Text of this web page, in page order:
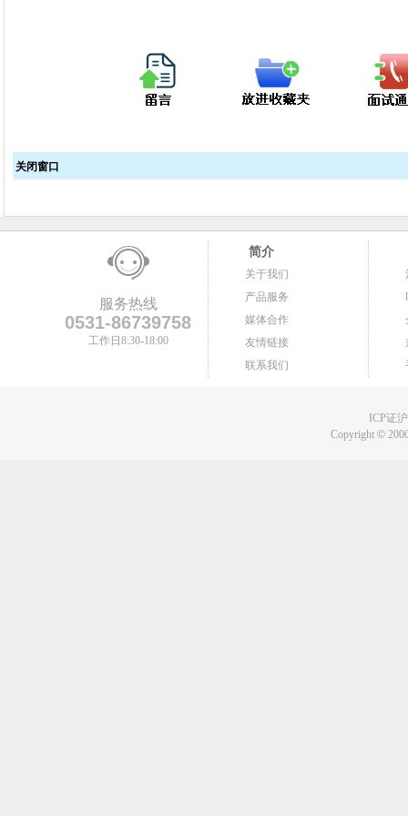
关闭窗口
服务热线
0531-86739758
工作日8:30-18:00
简介
关于我们
产品服务
媒体合作
友情链接
联系我们
ICP证
Copyright©